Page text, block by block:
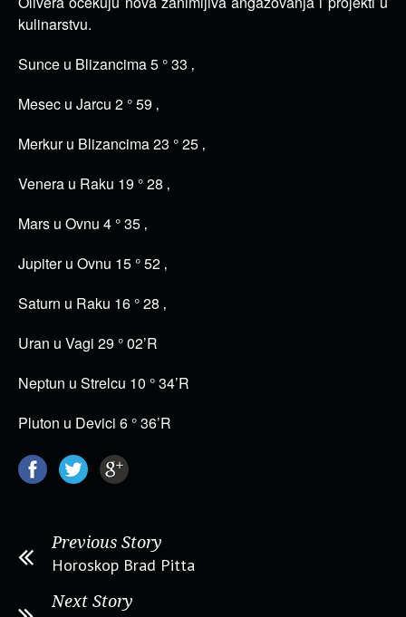
kulinarstvu.
Sunce u Blizancima 5 ° 33 ‚
Mesec u Jarcu 2 ° 59 ‚
Merkur u Blizancima 23 ° 25 ‚
Venera u Raku 19 ° 28 ‚
Mars u Ovnu 4 ° 35 ‚
Jupiter u Ovnu 15 ° 52 ‚
Saturn u Raku 16 ° 28 ‚
Uran u Vagi 29 ° 02’R
Neptun u Strelcu 10 ° 34’R
Pluton u Devici 6 ° 36’R
Previous Story
Horoskop Brad Pitta
Next Story